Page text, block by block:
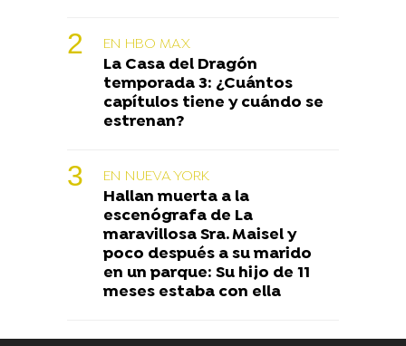
EN HBO MAX
La Casa del Dragón
temporada 3: ¿Cuántos
capítulos tiene y cuándo se
estrenan?
EN NUEVA YORK
Hallan muerta a la
escenógrafa de La
maravillosa Sra. Maisel y
poco después a su marido
en un parque: Su hijo de 11
meses estaba con ella